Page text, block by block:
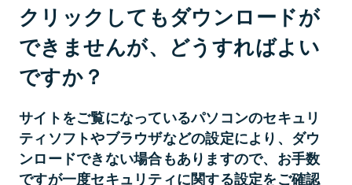
クリックしてもダウンロードが
できませんが、どうすればよい
ですか？
サイトをご覧になっているパソコンのセキュリ
ティソフトやブラウザなどの設定により、ダウ
ンロードできない場合もありますので、お手数
ですが一度セキュリティに関する設定をご確認